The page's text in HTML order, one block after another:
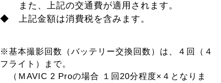
また、上記の交通費が適用されます。
◆ 上記金額は消費税を含みます。
※基本撮影回数（バッテリー交換回数）は、４回（４
フライト）まで。
（ＭAVIC 2 Proの場合 １回20分程度×４となりま